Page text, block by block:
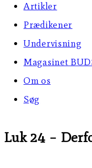
Artikler
Prædikener
Undervisning
Magasinet
Om os
Søg
Luk 24 –